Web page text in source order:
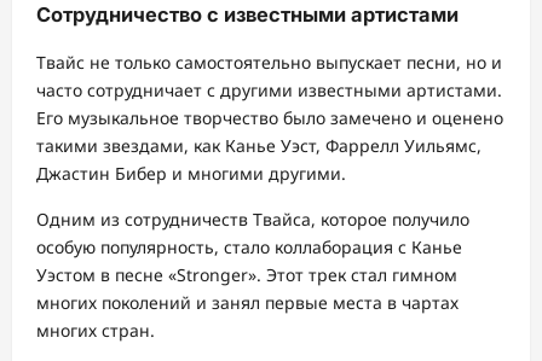
Сотрудничество с известными артистами
Твайс не только самостоятельно выпускает песни, но и
часто сотрудничает с другими известными артистами.
Его музыкальное творчество было замечено и оценено
такими звездами, как Канье Уэст, Фаррелл Уильямс,
Джастин Бибер и многими другими.
Одним из сотрудничеств Твайса, которое получило
особую популярность, стало коллаборация с Канье
Уэстом в песне «Stronger». Этот трек стал гимном
многих поколений и занял первые места в чартах
многих стран.